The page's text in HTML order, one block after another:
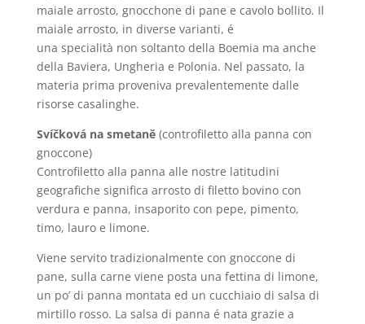
maiale arrosto, gnocchone di pane e cavolo bollito. Il
maiale arrosto, in diverse varianti, é
una specialità non soltanto della Boemia ma anche
della Baviera, Ungheria e Polonia. Nel passato, la
materia prima proveniva prevalentemente dalle
risorse casalinghe.
Svíčková na smetaně(controfiletto alla panna con
gnoccone)
Controfiletto alla panna alle nostre latitudini
geografiche significa arrosto di filetto bovino con
verdura e panna, insaporito con pepe, pimento,
timo, lauro e limone.
Viene servito tradizionalmente con gnoccone di
pane, sulla carne viene posta una fettina di limone,
un po’ di panna montata ed un cucchiaio di salsa di
mirtillo rosso. La salsa di panna é nata grazie a